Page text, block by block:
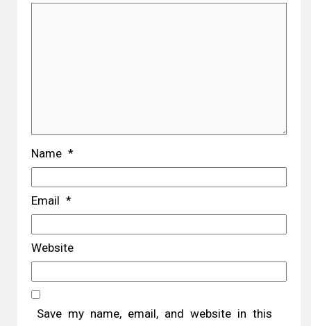
Name *
Email *
Website
Save my name, email, and website in this